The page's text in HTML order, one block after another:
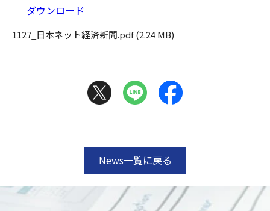
ダウンロード
1127_日本ネット経済新聞.pdf (2.24 MB)
News一覧に戻る